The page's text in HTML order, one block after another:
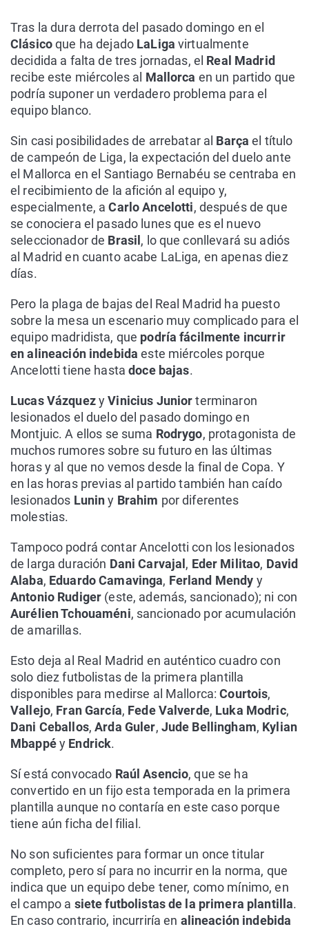
Tras la dura derrota del pasado domingo en el
Clásicoque ha dejado LaLigavirtualmente
decidida a falta de tres jornadas, el Real Madrid
recibe este miércoles al Mallorca en un partido que
podría suponer un verdadero problema para el
equipo blanco.
Sin casi posibilidades de arrebatar al Barçael título
de campeón de Liga, la expectación del duelo ante
el Mallorca en el Santiago Bernabéu se centraba en
el recibimiento de la afición al equipo y,
especialmente, aCarlo Ancelotti, después de que
se conociera el pasado lunes que es el nuevo
seleccionador de Brasil , lo que conllevará su adiós
al Madrid en cuanto acabe LaLiga, en apenas diez
días.
Pero la plaga de bajas del Real Madrid ha puesto
sobre la mesa un escenario muy complicado para el
equipo madridista, que podría fácilmente incurrir
en alineación indebida este miércoles porque
Ancelotti tiene hastadoce bajas.
Lucas VázquezyVinicius Juniorterminaron
lesionados el duelo del pasado domingo en
Montjuic. A ellos se suma Rodrygo, protagonista de
muchos rumores sobre su futuro en las últimas
horas y al que no vemos desde la final de Copa. Y
en las horas previas al partido también han caído
lesionados Luniny Brahim por diferentes
molestias.
Tampoco podrá contar Ancelotti con los lesionados
de larga duración Dani Carvajal , Eder Militao, David
Alaba, Eduardo Camavinga, Ferland Mendy y
Antonio Rudiger (este, además, sancionado); ni con
Aurélien Tchouaméni, sancionado por acumulación
de amarillas.
Esto deja al Real Madrid en auténtico cuadro con
solo diez futbolistas de la primera plantilla
disponibles para medirse al Mallorca:Courtois,
Vallejo, Fran García, Fede Valverde, Luka Modric,
Dani Ceballos,Arda Guler, Jude Bellingham, Kylian
Mbappéy Endrick.
Sí está convocado Raúl Asencio, que se ha
convertido en un fijo esta temporada en la primera
plantilla aunque no contaría en este caso porque
tiene aún ficha del filial.
No son suficientes para formar un once titular
completo, pero sí para no incurrir en la norma, que
indica que un equipo debe tener, como mínimo, en
el campo a siete futbolistas de la primera plantilla.
En caso contrario, incurriría en alineación indebida